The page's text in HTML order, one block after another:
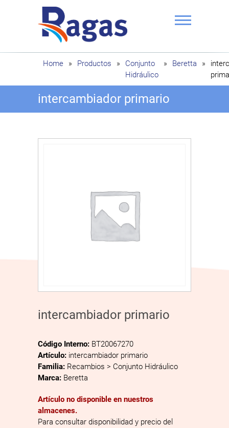
Ragas
Home » Productos »
Conjunto
Hidráulico
» Beretta »
intercambiador primario
intercambiador primario
Código Interno: BT20067270
Artículo: intercambiador primario
Familia: Recambios > Conjunto Hidráulico
Marca: Beretta
Artículo no disponible en nuestros
almacenes.
Para consultar disponibilidad y precio del